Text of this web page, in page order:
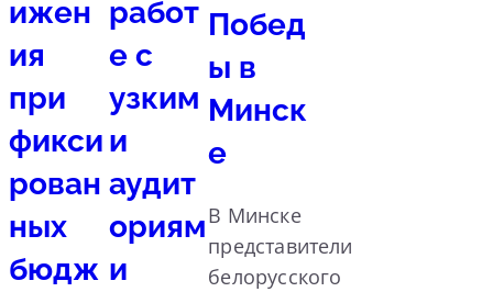
ижен
ия
при
фикси
рован
ных
бюдж
работ
е с
узким
и
аудит
ориям
и
Побед
ы в
Минск
е
В Минске
представители
белорусского